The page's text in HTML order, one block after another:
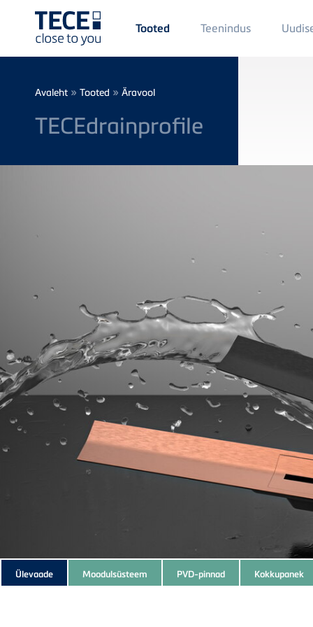
Main
Menü
1
Tooted Teenindus
Breadcrumb
Avaleht » Tooted » Äravool
TECEdrainprofile
Subnavigation
of
Ülevaade Moodulsüsteem PVD-pinnad Kokkupanek